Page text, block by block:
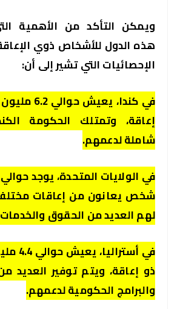
ويمكن التأكد من الأهمية
هذه الدول للأشخاص ذوي
الإحصائيات التي تشير إلى أن:
في كندا،
إعاقة، وتمتلك الحكومة
شاملة لدعمهم.
شخص يعانون من إعاقات
لهم العديد من الحقوق
في
ذو إعاقة، ويتم توفير العديد
والبرامج الحكومية لدعمهم.